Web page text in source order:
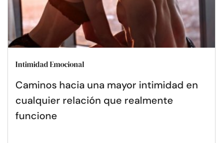
Intimidad Emocional
Caminos hacia una mayor intimidad en
cualquier relación que realmente
funcione